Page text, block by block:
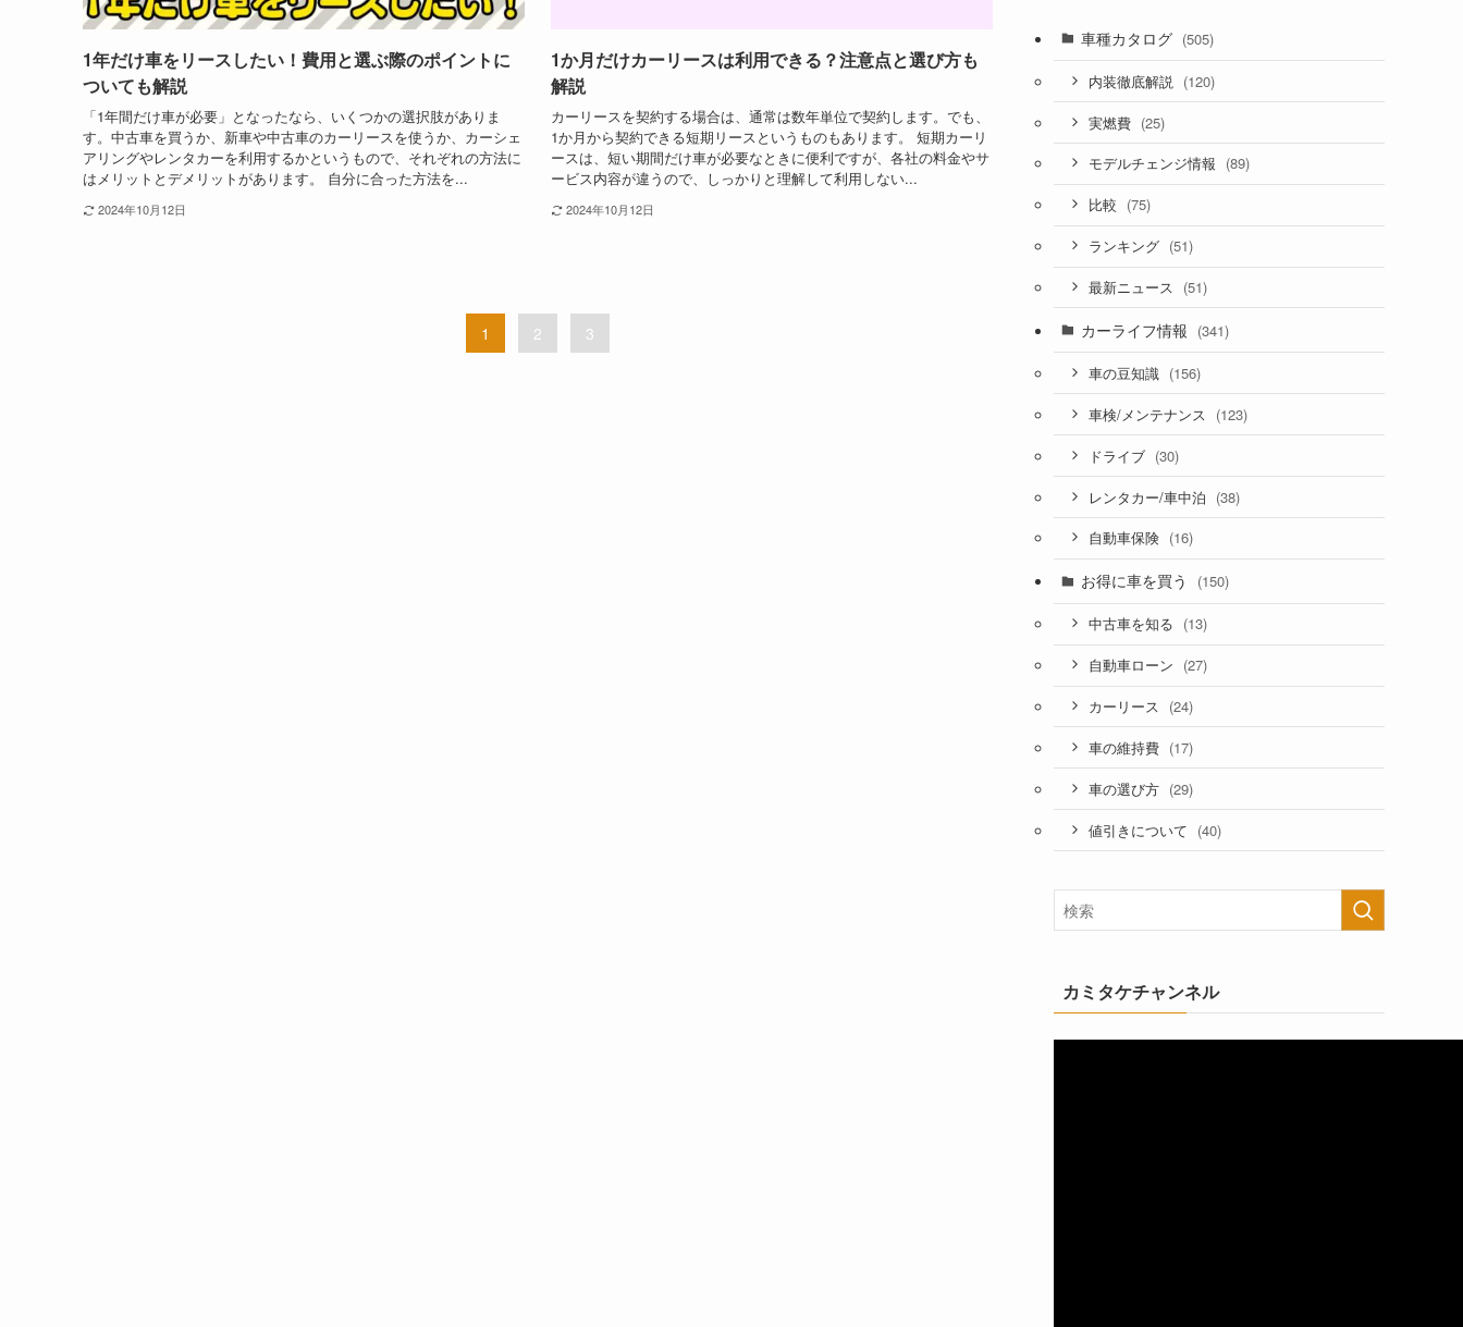
1年だけ車をリースしたい！費用と選ぶ際のポイントに
ついても解説
「1年間だけ車が必要」となったなら、いくつかの選択肢がありま
す。中古車を買うか、新車や中古車のカーリースを使うか、カーシェ
アリングやレンタカーを利用するかというもので、それぞれの方法に
はメリットとデメリットがあります。 自分に合った方法を...
2024年10月12日
1か月だけカーリースは利用できる？注意点と選び方も
解説
カーリースを契約する場合は、通常は数年単位で契約します。でも、
1か月から契約できる短期リースというものもあります。 短期カーリ
ースは、短い期間だけ車が必要なときに便利ですが、各社の料金やサ
ービス内容が違うので、しっかりと理解して利用しない...
2024年10月12日
1 2 3
車種カタログ (505)
内装徹底解説 (120)
実燃費 (25)
モデルチェンジ情報 (89)
比較 (75)
ランキング (51)
最新ニュース (51)
カーライフ情報 (341)
車の豆知識 (156)
車検/メンテナンス (123)
ドライブ (30)
レンタカー/車中泊 (38)
自動車保険 (16)
お得に車を買う (150)
中古車を知る (13)
自動車ローン (27)
カーリース (24)
車の維持費 (17)
車の選び方 (29)
値引きについて (40)
カミタケチャンネル